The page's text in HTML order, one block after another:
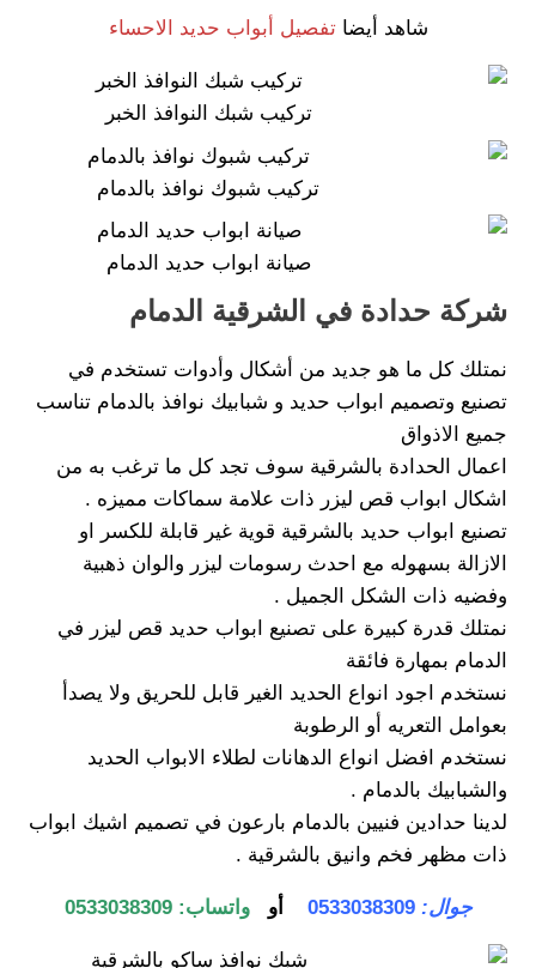
شاهد أيضاتفصيل أبواب حديد الاحساء
تركيب شبك النوافذ الخبر
تركيب شبوك نوافذ بالدمام
صيانة ابواب حديد الدمام
شركة حدادة في الشرقية الدمام
نمتلك كل ما هو جديد من أشكال وأدوات تستخدم في
تصنيع وتصميم ابواب حديد و شبابيك نوافذ بالدمام تناسب
جميع الاذواق
اعمال الحدادة بالشرقية سوف تجد كل ما ترغب به من
اشكال ابواب قص ليزر ذات علامة سماكات مميزه .
تصنيع ابواب حديد بالشرقية قوية غير قابلة للكسر او
الازالة بسهوله مع احدث رسومات ليزر والوان ذهبية
وفضيه ذات الشكل الجميل .
نمتلك قدرة كبيرة على تصنيع ابواب حديد قص ليزر في
الدمام بمهارة فائقة
نستخدم اجود انواع الحديد الغير قابل للحريق ولا يصدأ
بعوامل التعريه أو الرطوبة
نستخدم افضل انواع الدهانات لطلاء الابواب الحديد
والشبابيك بالدمام .
لدينا حدادين فنيين بالدمام بارعون في تصميم اشيك ابواب
ذات مظهر فخم وانيق بالشرقية .
جوال: 0533038309 أوواتساب:0533038309